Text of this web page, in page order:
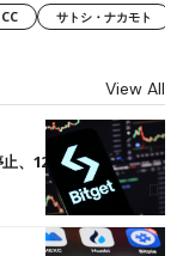
サトシ・ナカモト
View All
、12月末に強制決済